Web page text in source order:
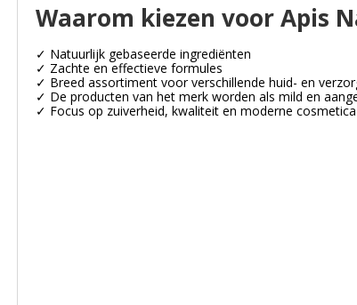
Waarom kiezen voor Apis
✓ Natuurlijk gebaseerde ingrediënten
✓ Zachte en effectieve formules
✓ Breed assortiment voor verschillende huid- en
✓ De producten van het merk worden als mild en
✓ Focus op zuiverheid, kwaliteit en moderne